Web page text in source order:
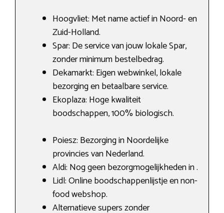
Hoogvliet: Met name actief in Noord- en
Zuid-Holland.
Spar: De service van jouw lokale Spar,
zonder minimum bestelbedrag.
Dekamarkt: Eigen webwinkel, lokale
bezorging en betaalbare service.
Ekoplaza: Hoge kwaliteit
boodschappen, 100% biologisch.
Poiesz: Bezorging in Noordelijke
provincies van Nederland.
Aldi: Nog geen bezorgmogelijkheden in .
Lidl: Online boodschappenlijstje en non-
food webshop.
Alternatieve supers zonder